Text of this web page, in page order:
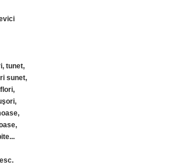
tunet,
sunet,